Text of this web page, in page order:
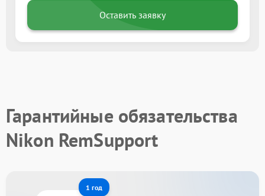
Оставить заявку
Гарантийные обязательства
Nikon RemSupport
1 год